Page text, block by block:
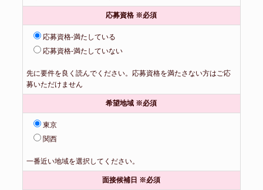
応募資格 ※必須
応募資格-満たしている
応募資格-満たしていない
先に要件を良く読んでください。応募資格を満たさない方はご応
募いただけません
希望地域 ※必須
東京
関西
一番近い地域を選択してください。
面接候補日 ※必須